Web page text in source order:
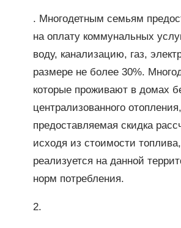
. Многодетным семьям
на оплату коммунальных
воду, канализацию, газ,
размере не более 30%.
которые проживают в домах
централизованного отопления,
предоставляемая скидка
исходя из стоимости
реализуется на данной
норм потребления.
2.